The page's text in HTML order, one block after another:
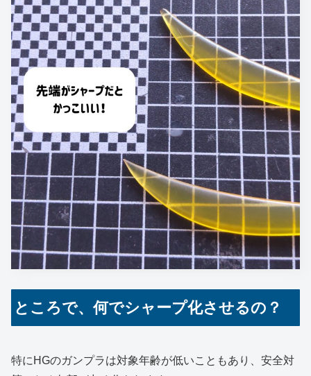
ところで、何でシャープ化させるの？
特にHGのガンプラは対象年齢が低いこともあり、安全対